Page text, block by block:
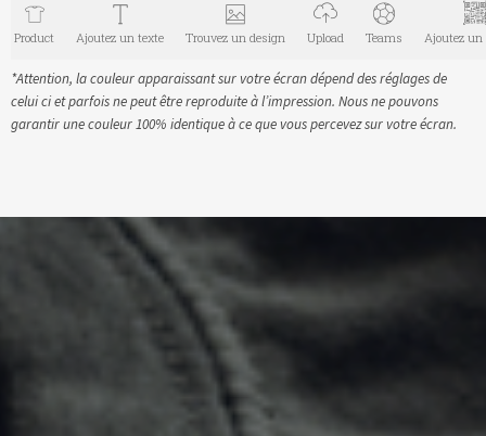
*Attention, la couleur apparaissant sur votre écran dépend des réglages de
celui ci et parfois ne peut être reproduite à l’impression. Nous ne pouvons
garantir une couleur 100% identique à ce que vous percevez sur votre écran.